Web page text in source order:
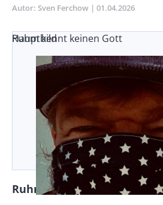
Autor Sven Ferchow Publikationsdatum
01.04.2026
Ruhm kennt keinen Gott
Hauptbild
Ruhm kennt keinen Gott